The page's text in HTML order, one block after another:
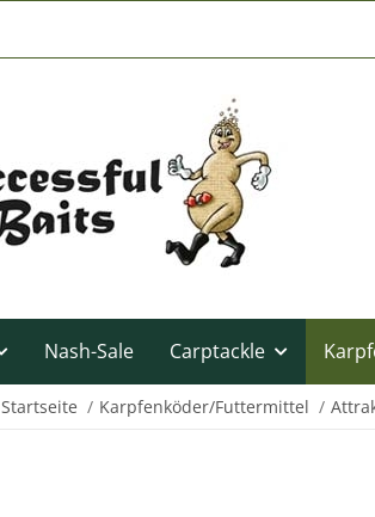
Nash-Sale Carptackle
Startseite Karpfenköder/Futtermittel